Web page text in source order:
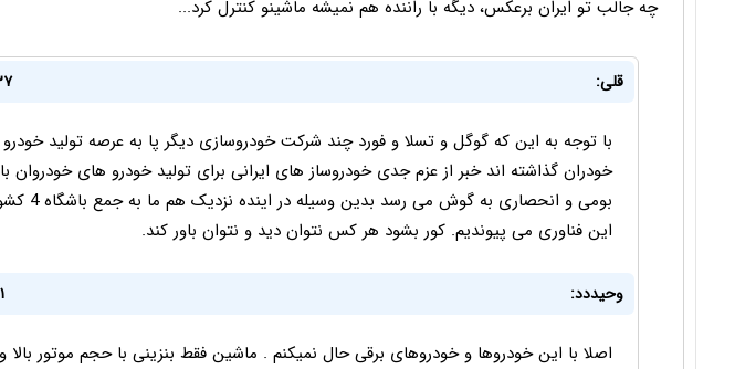
چه جالب تو ایران برعکس، دیگه با راننده هم نمیشه ماشینو کنترل کرد...
قلی:
با توجه به این که گوگل و تسلا و فورد چند شرکت خودروسازی دیگر پا به عرصه تولید
خودران گذاشته اند خبر از عزم جدی خودروساز های ایرانی برای تولید خودرو های خودروان
بومی و انحصاری
این فناوری می پیوندیم. کور بشود هر کس نتوان دید و نتوان باور کند.
وحیددد:
اصلا با این خودروها و خودروهای برقی حال نمیکنم . ماشین فقط بنزینی با حجم موتور